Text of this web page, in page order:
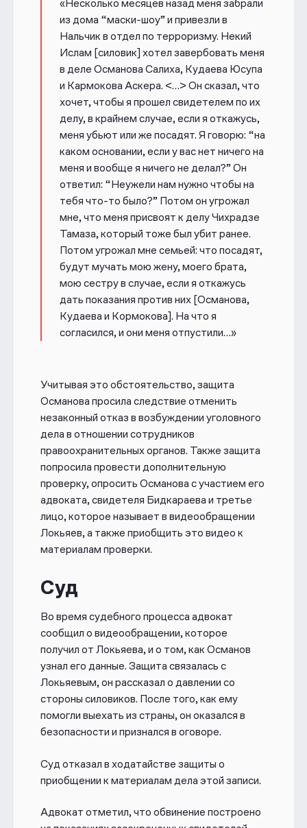
«Несколько месяцев назад меня забрали
из дома “маски-шоу” и привезли в
Нальчик в отдел по терроризму. Некий
Ислам [силовик] хотел завербовать меня
в деле Османова Салиха, Кудаева Юсупа
и Кармокова Аскера. <…> Он сказал, что
хочет, чтобы я прошел свидетелем по их
делу, в крайнем случае, если я откажусь,
меня убьют или же посадят. Я говорю: “на
каком основании, если у вас нет ничего на
меня и вообще я ничего не делал?” Он
ответил: “Неужели нам нужно чтобы на
тебя что-то было?” Потом он угрожал
мне, что меня присвоят к делу Чихрадзе
Тамаза, который тоже был убит ранее.
Потом угрожал мне семьей: что посадят,
будут мучать мою жену, моего брата,
мою сестру в случае, если я откажусь
дать показания против них [Османова,
Кудаева и Кормокова]. На что я
согласился, и они меня отпустили…»
Учитывая это обстоятельство, защита
Османова просила следствие отменить
незаконный отказ в возбуждении уголовного
дела в отношении сотрудников
правоохранительных органов. Также защита
попросила провести дополнительную
проверку, опросить Османова с участием его
адвоката, свидетеля Бидкараева и третье
лицо, которое называет в видеообращении
Локьяев, а также приобщить это видео к
материалам проверки.
Суд
Во время судебного процесса адвокат
сообщил о видеообращении, которое
получил от Локьяева, и о том, как Османов
узнал его данные. Защита связалась с
Локьяевым, он рассказал о давлении со
стороны силовиков. После того, как ему
помогли выехать из страны, он оказался в
безопасности и признался в оговоре.
Суд отказал в ходатайстве защиты о
приобщении к материалам дела этой записи.
Адвокат отметил, что обвинение построено